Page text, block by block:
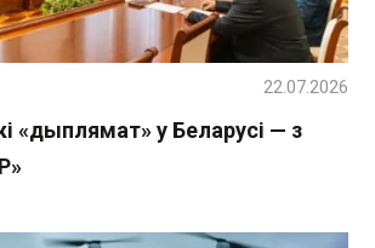
«дыплямат» у Беларусі — з
22.07.2026